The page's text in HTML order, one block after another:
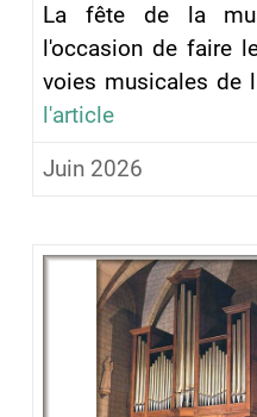
La fête de la
l'occasion de faire
voies musicales de
l'article
Juin 2026